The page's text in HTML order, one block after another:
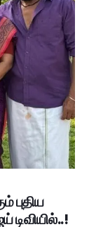
புதிய
டிவியில்..!